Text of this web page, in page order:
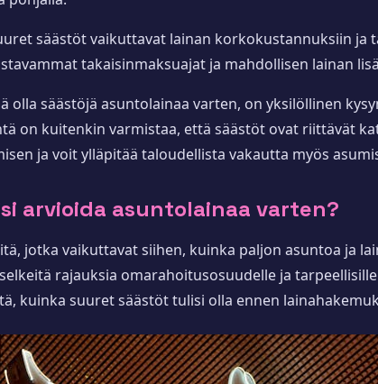
säästöt vaikuttavat lainan korkokustannuksiin ja
takaisinmaksuajat ja mahdollisen lainan
säästöjä asuntolainaa varten, on yksilöllinen
on kuitenkin varmistaa, että säästöt ovat riittävät
ja voit ylläpitää taloudellista vakautta myös
arvioida asuntolainaa varten?
jotka vaikuttavat siihen, kuinka paljon asuntoa ja
rajauksia omarahoitusosuudelle ja
kuinka suuret säästöt tulisi olla ennen